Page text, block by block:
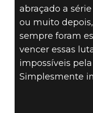
abraçado a
ou muito
sempre foram
vencer essas
impossíveis
Simplesmente